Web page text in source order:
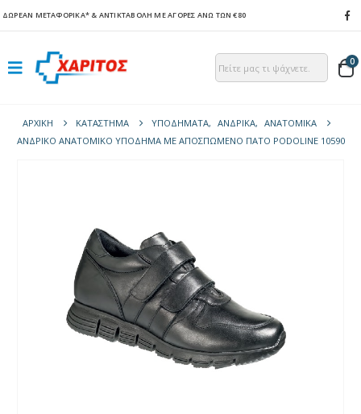
ΔΩΡΕΑΝ ΜΕΤΑΦΟΡΙΚΑ* & ΑΝΤΙΚΤΑΒΟΛΗ ΜΕ ΑΓΟΡΕΣ ΑΝΩ ΤΩΝ €80
0
ΑΡΧΙΚΉ ΚΑΤΆΣΤΗΜΑ ΥΠΟΔΗΜΑΤΑ, ΑΝΔΡΙΚΑ, ΑΝΑΤΟΜΙΚΆ
ΑΝΔΡΙΚΌ ΑΝΑΤΟΜΙΚΌ ΥΠΌΔΗΜΑ ΜΕ ΑΠΟΣΠΏΜΕΝΟ ΠΆΤΟ PODOLINE 10590